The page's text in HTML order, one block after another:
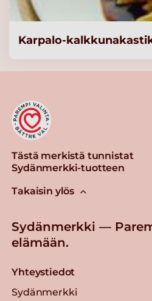
Knorr
Karpalo-
Tästä merkistä tunnistat
Sydänmerkki-tuotteen
Takaisin ylös
Sydänmerkki —
elämään.
Yhteystiedot
Sydänmerkki